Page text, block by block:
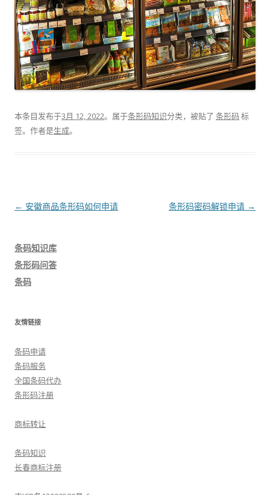
本条目发布于3月 12, 2022。属于条形码知识分类，被贴了 条形码 标
签。 作者是生成。
文
← 安徽商品条形码如何申请 条形码密码解锁申请 →
条码知识库
条形码问答
条码
友情链接
条码申请
条码服务
全国条码代办
条形码注册
商标转让
条码知识
长春商标注册